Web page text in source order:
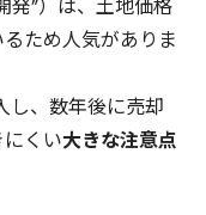
発”）は、土地価格
ため人気がありま
し、数年後に売却
くい大きな注意点